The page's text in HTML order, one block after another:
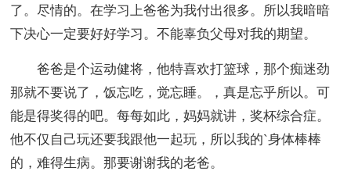
了。尽情的。在学习上爸爸为我付出很多。所以我暗暗
下决心一定要好好学习。不能辜负父母对我的期望。
爸爸是个运动健将，他特喜欢打篮球，那个痴迷劲
那就不要说了，饭忘吃，觉忘睡。，真是忘乎所以。可
能是得奖得的吧。每每如此，妈妈就讲，奖杯综合症。
他不仅自己玩还要我跟他一起玩，所以我的`身体棒棒
的，难得生病。那要谢谢我的老爸。